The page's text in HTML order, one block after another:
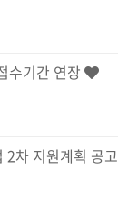
수기간 연장
2차 지원계획 공고